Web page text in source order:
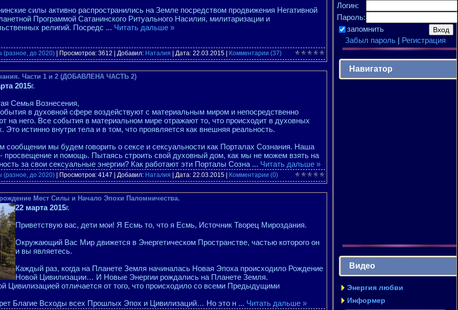
силы активно распространились на Земле посредством продвижения Негативной
Программой Сатанинского Ритуального Насилия, милитаризации и
религий. Посредс ... Читать дальше »
(разное, до 2020) | Просмотров: 3612 | Добавил: Наталия | Дата: 22.03.2015 Комментарии (37)
Части 1 и 2 (ДОБАВЛЕНА ЧАСТЬ 2)
2015г.
Семья Вознесения,
в духовной сфере воздействуют с материальным миром и непосредственно
на него. Все события в материальном мире отражают то, что происходит в духовных
Это истинно внутри тела и в том, что проявляется как внешняя реальность.
сообщении мы будем говорить о сексе и сексуальности как Порталах Сознания. Наша
просвещение и помощь. Пытаясь строить свой духовный дом, как мы не можем взять на
за свои сексуальные энергии? Как работают эти Порталы Созна ... Читать дальше »
(разное, до 2020) | Просмотров: 4147 | Добавил: Наталия | Дата: 22.03.2015 Комментарии (0)
Мест Силы и Начало Эпохи Паломничества.
22 марта 2015г.
Приветствую вас, дети мои! Я Есмь то, что я Есмь, Источник Творец Мироздания.
Окружающий Вас Мир движется в Энергетическом Пространстве, частью которого он
и вы являетесь.
Каждый раз, когда на Планете Земля начиналась Новая Эпоха происходило Рождение
Новой Цивилизации… И Новые Энергии рождались на Планете Земля.
Цивилизацией отличается от того, что происходило со всеми Предыдущими
Благие Всходы всех Прошлых Эпох и Цивилизаций… Но это н ... Читать дальше »
Логин:
Пароль:
запомнить
Забыл пароль| Регистрация
Навигатор
Видео
Энергия любви
Информер